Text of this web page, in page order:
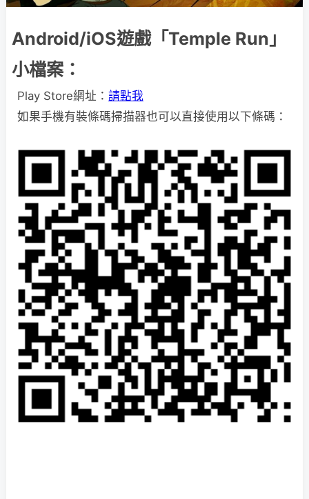
Android/iOS遊戲「Temple Run」
小檔案：
Play Store網址： 請點我
如果手機有裝條碼掃描器也可以直接使用以下條碼：